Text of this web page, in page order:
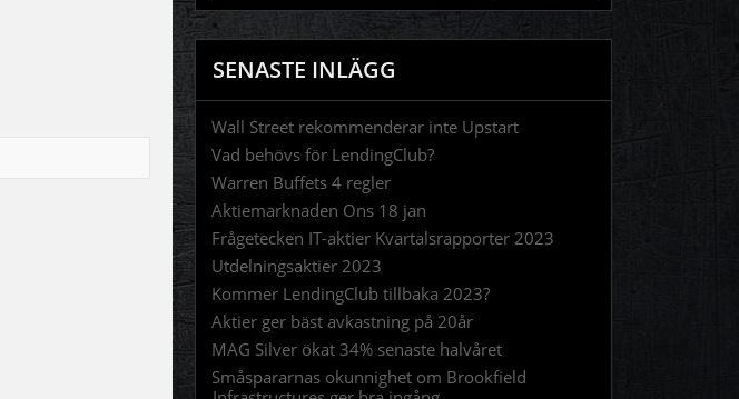
SENASTE INLÄGG
Wall Street rekommenderar inte Upstart
Vad behövs för LendingClub?
Warren Buffets 4 regler
Aktiemarknaden Ons 18 jan
Frågetecken IT-aktier Kvartalsrapporter 2023
Utdelningsaktier 2023
Kommer LendingClub tillbaka 2023?
Aktier ger bäst avkastning på 20år
MAG Silver ökat 34% senaste halvåret
Småspararnas okunnighet om Brookfield